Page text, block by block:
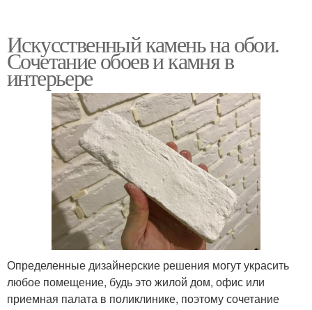
Искусственный камень на обои.
Сочетание обоев и камня в
интерьере
Определенные дизайнерские решения могут украсить
любое помещение, будь это жилой дом, офис или
приемная палата в поликлинике, поэтому сочетание